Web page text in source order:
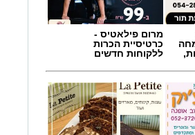
לה פטיט כשאומנות
וטעם נפגשים